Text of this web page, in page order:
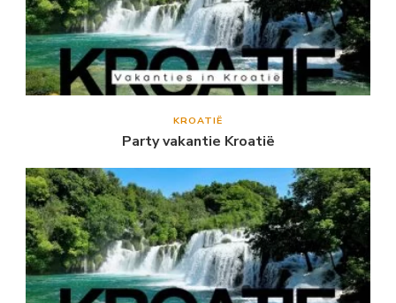
KROATIË
Party vakantie Kroatië